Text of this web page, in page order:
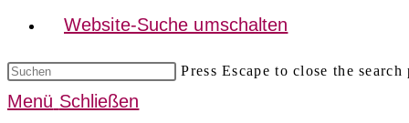
Website-Suche umschalten
Press Escape to close the search
Menü Schließen